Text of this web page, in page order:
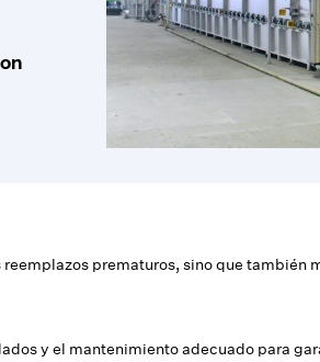
prematuros, sino que
y el mantenimiento adecuado para